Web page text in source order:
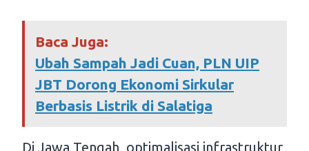
Baca Juga:
Ubah Sampah Jadi Cuan, PLN UIP
JBT Dorong Ekonomi Sirkular
Berbasis Listrik di Salatiga
Di Jawa Tengah, optimalisasi infrastruktur